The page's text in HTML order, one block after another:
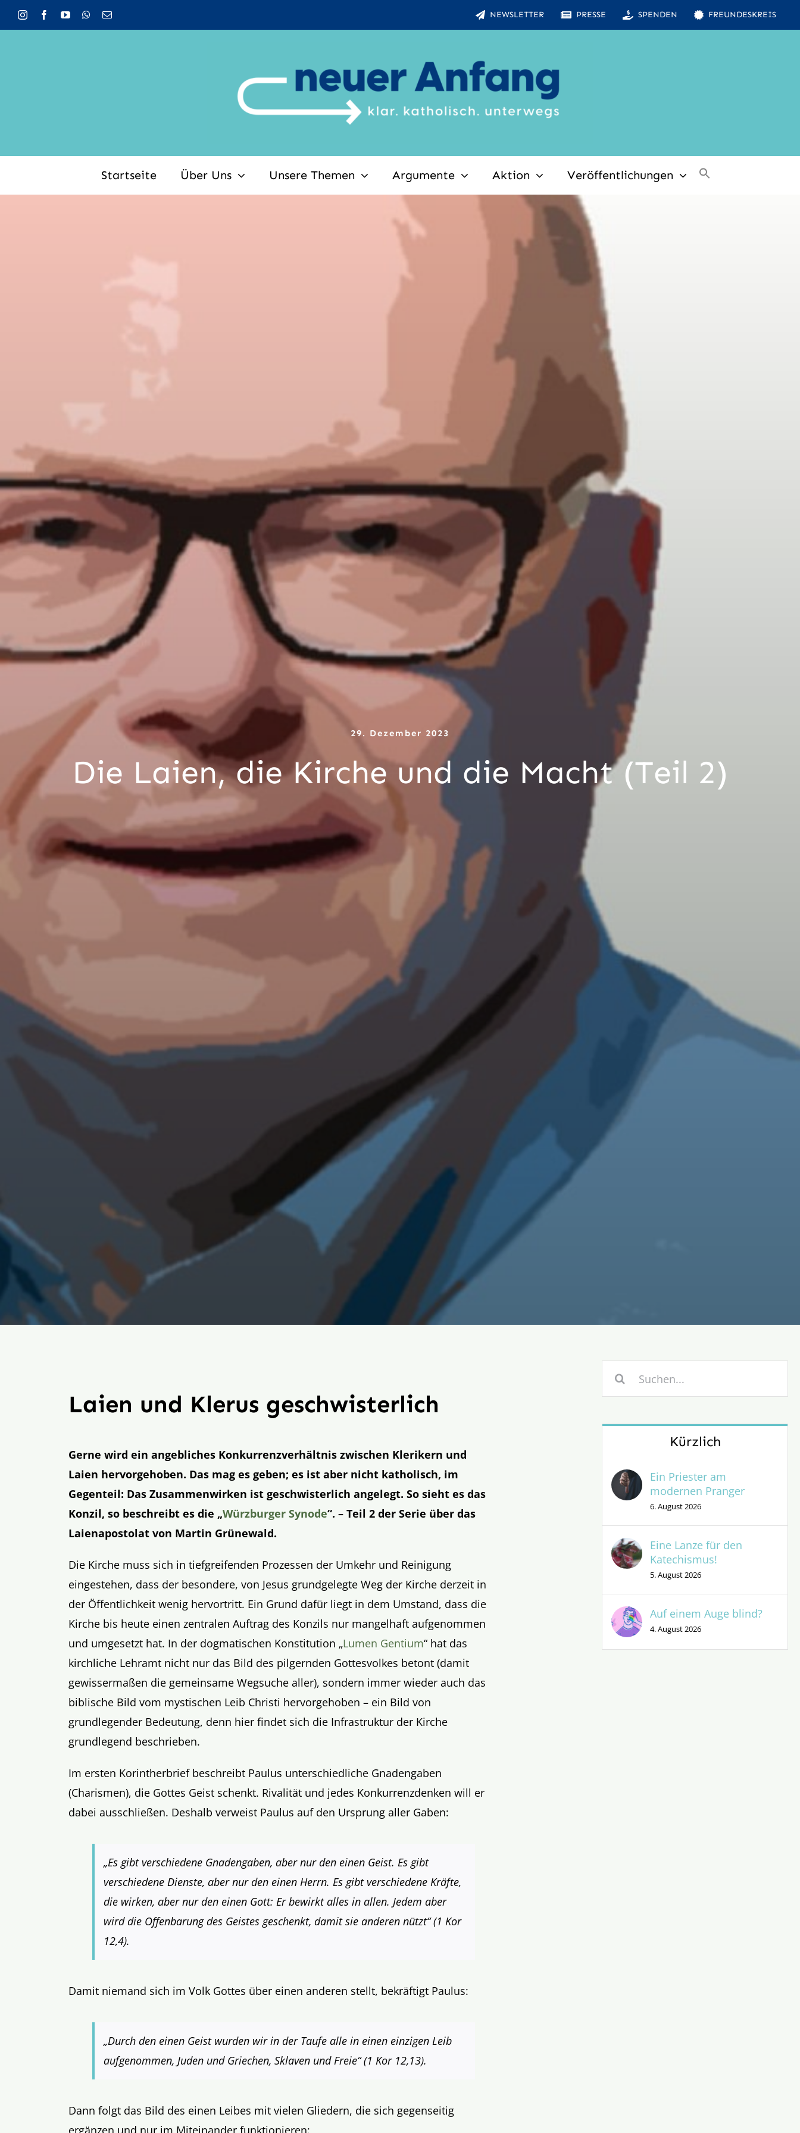
Zum
Inhalt
NEWSLETTER PRESSE SPENDEN FREUNDESKREIS
Startseite Über Uns Unsere Themen Argumente Aktion Veröffentlichungen
29. Dezember 2023
Die Laien, die Kirche und die Macht (Teil 2)
Laien und Klerus geschwisterlich
Gerne wird ein angebliches Konkurrenzverhältnis zwischen Klerikern und
Laien hervorgehoben. Das mag es geben; es ist aber nicht katholisch, im
Gegenteil: Das Zusammenwirken ist geschwisterlich angelegt. So sieht es das
Konzil, so beschreibt es die „Würzburger Synode“. – Teil 2 der Serie über das
Laienapostolat von Martin Grünewald.
Die Kirche muss sich in tiefgreifenden Prozessen der Umkehr und Reinigung
eingestehen, dass der besondere, von Jesus grundgelegte Weg der Kirche derzeit in
der Öffentlichkeit wenig hervortritt. Ein Grund dafür liegt in dem Umstand, dass die
Kirche bis heute einen zentralen Auftrag des Konzils nur mangelhaft aufgenommen
und umgesetzt hat. In der dogmatischen Konstitution „Lumen Gentium“ hat das
kirchliche Lehramt nicht nur das Bild des pilgernden Gottesvolkes betont (damit
gewissermaßen die gemeinsame Wegsuche aller), sondern immer wieder auch das
biblische Bild vom mystischen Leib Christi hervorgehoben – ein Bild von
grundlegender Bedeutung, denn hier findet sich die Infrastruktur der Kirche
grundlegend beschrieben.
Im ersten Korintherbrief beschreibt Paulus unterschiedliche Gnadengaben
(Charismen), die Gottes Geist schenkt. Rivalität und jedes Konkurrenzdenken will er
dabei ausschließen. Deshalb verweist Paulus auf den Ursprung aller Gaben:
„Es gibt verschiedene Gnadengaben, aber nur den einen Geist. Es gibt
verschiedene Dienste, aber nur den einen Herrn. Es gibt verschiedene Kräfte,
die wirken, aber nur den einen Gott: Er bewirkt alles in allen. Jedem aber
wird die Offenbarung des Geistes geschenkt, damit sie anderen nützt“ (1 Kor
12,4).
Damit niemand sich im Volk Gottes über einen anderen stellt, bekräftigt Paulus:
„Durch den einen Geist wurden wir in der Taufe alle in einen einzigen Leib
aufgenommen, Juden und Griechen, Sklaven und Freie“ (1 Kor 12,13).
Dann folgt das Bild des einen Leibes mit vielen Gliedern, die sich gegenseitig
nach:
Kürzlich
Ein Priester am
modernen Pranger
6. August 2026
Eine Lanze für den
Katechismus!
5. August 2026
Auf einem Auge blind?
4. August 2026